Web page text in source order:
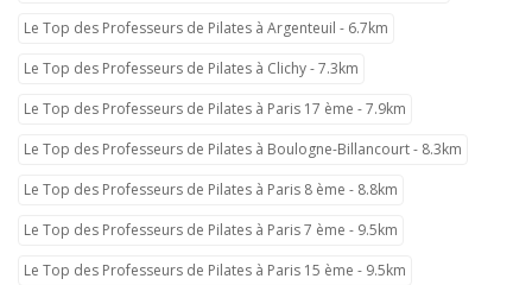
Le Top des Professeurs de Pilates à Argenteuil - 6.7km
Le Top des Professeurs de Pilates à Clichy - 7.3km
Le Top des Professeurs de Pilates à Paris 17 ème - 7.9km
Le Top des Professeurs de Pilates à Boulogne-Billancourt - 8.3km
Le Top des Professeurs de Pilates à Paris 8 ème - 8.8km
Le Top des Professeurs de Pilates à Paris 7 ème - 9.5km
Le Top des Professeurs de Pilates à Paris 15 ème - 9.5km